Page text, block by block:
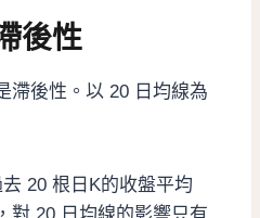
後性
滯後性。以 20 日均線為
20 根日K的收盤平均